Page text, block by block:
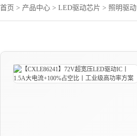
首页 > 产品中心 > LED驱动芯片 > 照明驱动